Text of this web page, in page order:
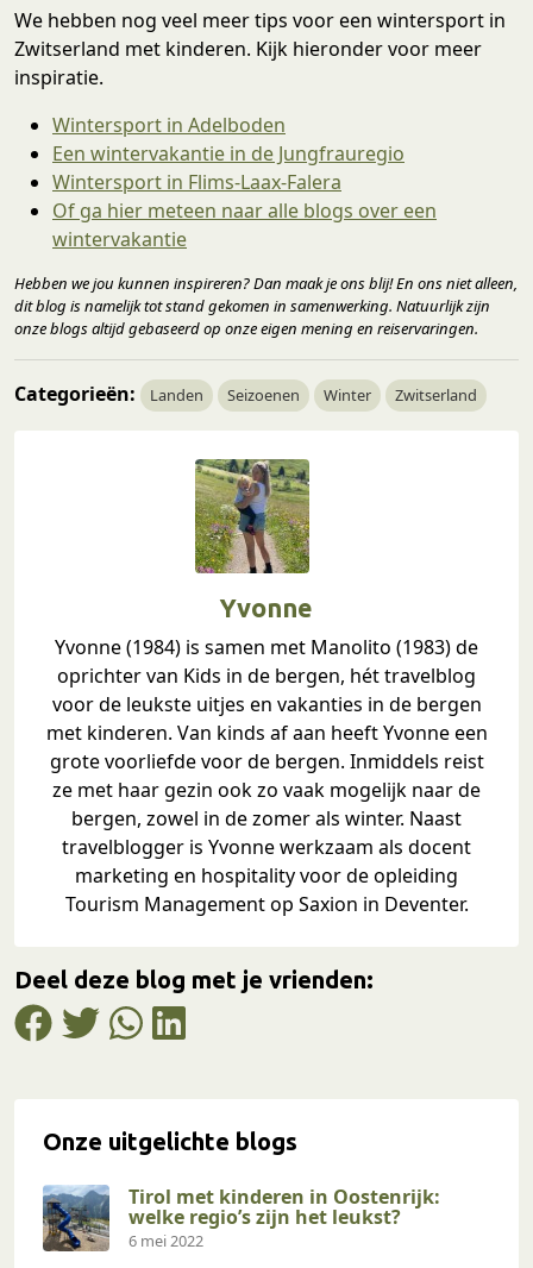
We hebben nog veel meer tips voor een wintersport in
Zwitserland met kinderen. Kijk hieronder voor meer
inspiratie.
Wintersport in Adelboden
Een wintervakantie in de Jungfrauregio
Wintersport in Flims-Laax-Falera
Of ga hier meteen naar alle blogs over een
wintervakantie
Hebben we jou kunnen inspireren? Dan maak je ons blij! En ons niet alleen,
dit blog is namelijk tot stand gekomen in samenwerking. Natuurlijk zijn
onze blogs altijd gebaseerd op onze eigen mening en reiservaringen.
Categorieën: Landen Seizoenen Winter Zwitserland
Yvonne
Yvonne (1984) is samen met Manolito (1983) de
oprichter van Kids in de bergen, hét travelblog
voor de leukste uitjes en vakanties in de bergen
met kinderen. Van kinds af aan heeft Yvonne een
grote voorliefde voor de bergen. Inmiddels reist
ze met haar gezin ook zo vaak mogelijk naar de
bergen, zowel in de zomer als winter. Naast
travelblogger is Yvonne werkzaam als docent
marketing en hospitality voor de opleiding
Tourism Management op Saxion in Deventer.
Deel deze blog met je vrienden:
Onze uitgelichte blogs
Tirol met kinderen in Oostenrijk:
welke regio’s zijn het leukst?
6 mei 2022